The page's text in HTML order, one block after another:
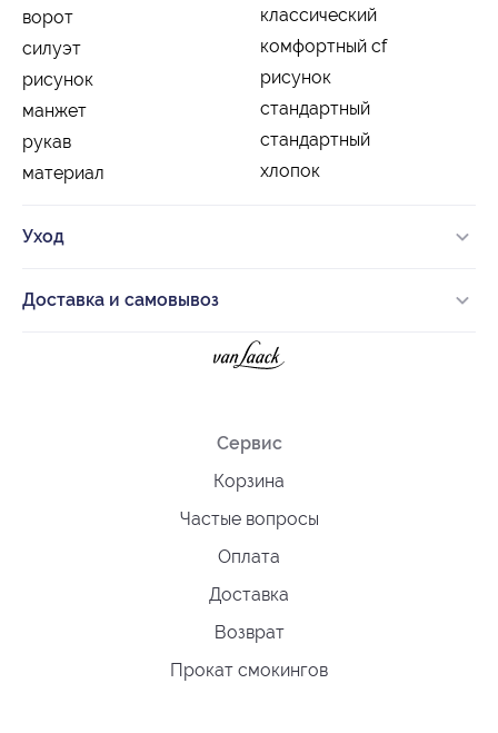
ворот
классический
силуэт
комфортный cf
рисунок
рисунок
манжет
стандартный
рукав
стандартный
материал
хлопок
Уход
Доставка и самовывоз
Сервис
Корзина
Частые вопросы
Оплата
Доставка
Возврат
Прокат смокингов